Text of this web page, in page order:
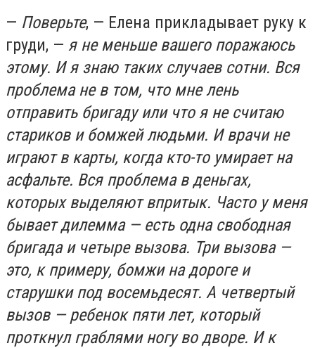
— Поверьте, — Елена прикладывает руку к
груди, — я не меньше вашего поражаюсь
этому. И я знаю таких случаев сотни. Вся
проблема не в том, что мне лень
отправить бригаду или что я не считаю
стариков и бомжей людьми. И врачи не
играют в карты, когда кто-то умирает на
асфальте. Вся проблема в деньгах,
которых выделяют впритык. Часто у меня
бывает дилемма — есть одна свободная
бригада и четыре вызова. Три вызова —
это, к примеру, бомжи на дороге и
старушки под восемьдесят. А четвертый
вызов — ребенок пяти лет, который
проткнул граблями ногу во дворе. И к